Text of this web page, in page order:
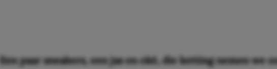
Een paar sneakers, een jas en oké, die ketting nemen we